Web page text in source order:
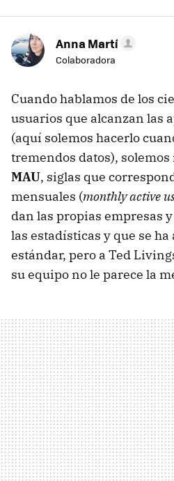
Anna Martí
Colaboradora
Cuando hablamos de los
usuarios que alcanzan las
(aquí solemos hacerlo
tremendos datos),
MAU, siglas que
mensuales (monthly active
dan las propias empresas
las estadísticas y que se ha
estándar, pero a Ted
su equipo no le parece la